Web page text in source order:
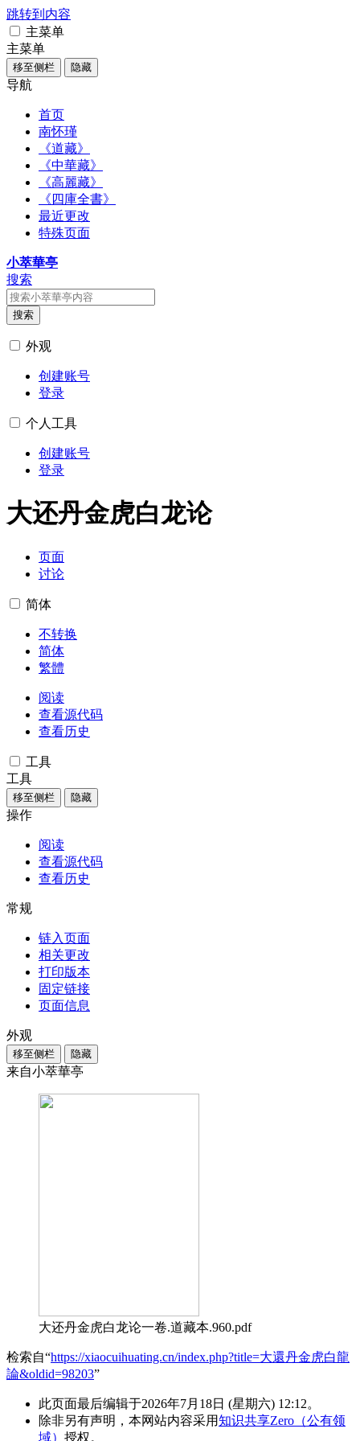
跳转到内容
主菜单
主菜单
移至侧栏 隐藏
导航
首页
南怀瑾
《道藏》
《中華藏》
《高麗藏》
《四庫全書》
最近更改
特殊页面
小萃華亭
搜索
搜索
外观
创建账号
登录
个人工具
创建账号
登录
大还丹金虎白龙论
页面
讨论
简体
不转换
简体
繁體
阅读
查看源代码
查看历史
工具
工具
移至侧栏 隐藏
操作
阅读
查看源代码
查看历史
常规
链入页面
相关更改
打印版本
固定链接
页面信息
外观
移至侧栏 隐藏
来自小萃華亭
大还丹金虎白龙论一卷.道藏本.960.pdf
检索自“https://xiaocuihuating.cn/index.php?title=大還丹金虎白龍
論&oldid=98203”
此页面最后编辑于2026年7月18日 (星期六) 12:12。
除非另有声明，本网站内容采用知识共享Zero（公有领
域） 授权。